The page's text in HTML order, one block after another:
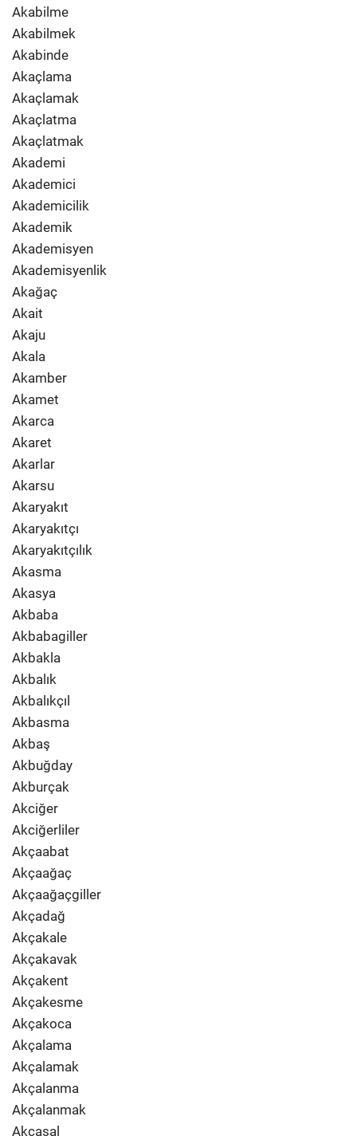
Akabilme
Akabilmek
Akabinde
Akaçlama
Akaçlamak
Akaçlatma
Akaçlatmak
Akademi
Akademici
Akademicilik
Akademik
Akademisyen
Akademisyenlik
Akağaç
Akait
Akaju
Akala
Akamber
Akamet
Akarca
Akaret
Akarlar
Akarsu
Akaryakıt
Akaryakıtçı
Akaryakıtçılık
Akasma
Akasya
Akbaba
Akbabagiller
Akbakla
Akbalık
Akbalıkçıl
Akbasma
Akbaş
Akbuğday
Akburçak
Akciğer
Akciğerliler
Akçaabat
Akçaağaç
Akçaağaçgiller
Akçadağ
Akçakale
Akçakavak
Akçakent
Akçakesme
Akçakoca
Akçalama
Akçalamak
Akçalanma
Akçalanmak
Akçasal